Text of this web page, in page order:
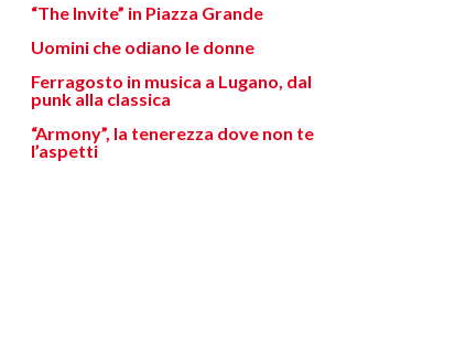
“The Invite” in Piazza Grande
Uomini che odiano le donne
Ferragosto in musica a Lugano, dal
punk alla classica
“Armony”, la tenerezza dove non te
l’aspetti